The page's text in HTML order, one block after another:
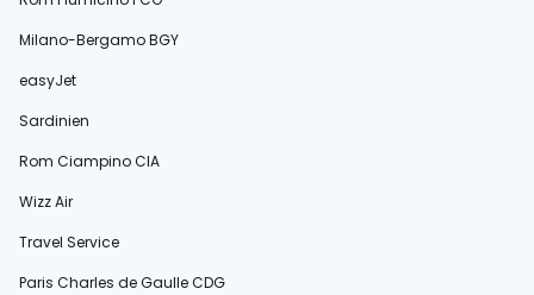
Milano-Bergamo BGY
easyJet
Sardinien
Rom Ciampino CIA
Wizz Air
Travel Service
Paris Charles de Gaulle CDG